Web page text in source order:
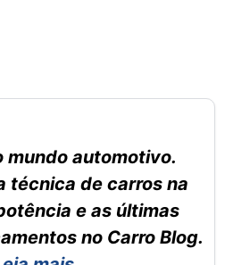
mundo automotivo.
técnica de carros na
e as últimas
no Carro Blog.